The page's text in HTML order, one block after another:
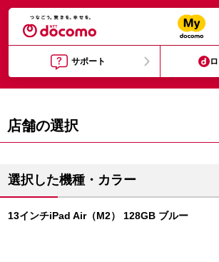
サポート
店舗の選択
選択した機種・カラー
13インチiPad Air（M2） 128GB ブルー